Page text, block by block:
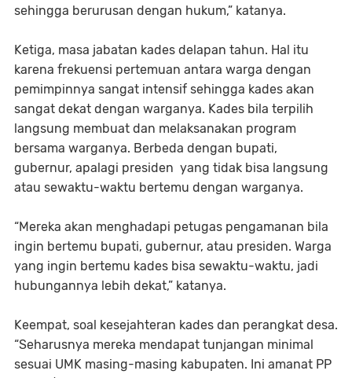
sehingga berurusan dengan hukum,” katanya.
Ketiga, masa jabatan kades delapan tahun. Hal itu
karena frekuensi pertemuan antara warga dengan
pemimpinnya sangat intensif sehingga kades akan
sangat dekat dengan warganya. Kades bila terpilih
langsung membuat dan melaksanakan program
bersama warganya. Berbeda dengan bupati,
gubernur, apalagi presiden yang tidak bisa langsung
atau sewaktu-waktu bertemu dengan warganya.
“Mereka akan menghadapi petugas pengamanan bila
ingin bertemu bupati, gubernur, atau presiden. Warga
yang ingin bertemu kades bisa sewaktu-waktu, jadi
hubungannya lebih dekat,” katanya.
Keempat, soal kesejahteran kades dan perangkat desa.
“Seharusnya mereka mendapat tunjangan minimal
sesuai UMK masing-masing kabupaten. Ini amanat PP